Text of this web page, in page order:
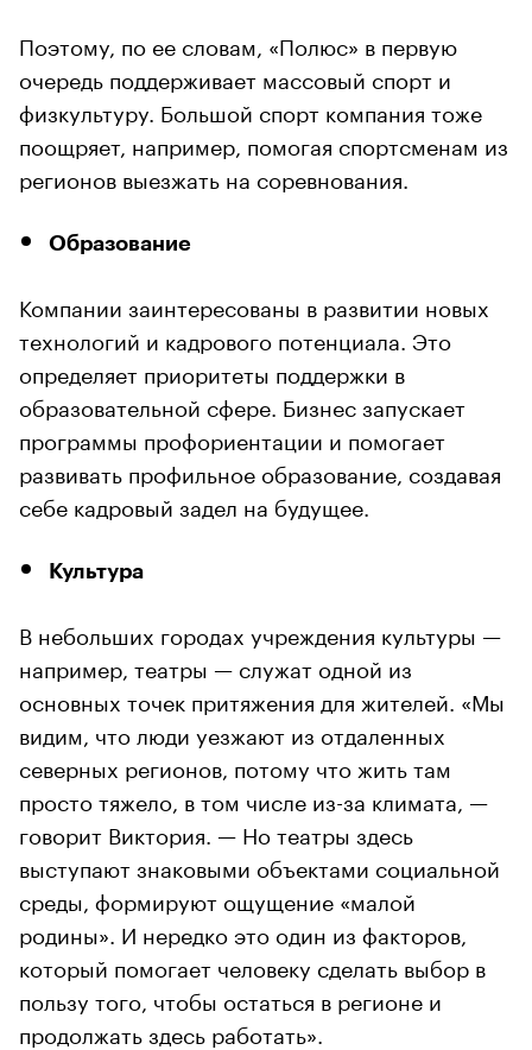
Поэтому, по ее словам, «Полюс» в первую
очередь поддерживает массовый спорт и
физкультуру. Большой спорт компания тоже
поощряет, например, помогая спортсменам из
регионов выезжать на соревнования.
Образование
Компании заинтересованы в развитии новых
технологий и кадрового потенциала. Это
определяет приоритеты поддержки в
образовательной сфере. Бизнес запускает
программы профориентации и помогает
развивать профильное образование, создавая
себе кадровый задел на будущее.
Культура
В небольших городах учреждения культуры —
например, театры — служат одной из
основных точек притяжения для жителей. «Мы
видим, что люди уезжают из отдаленных
северных регионов, потому что жить там
просто тяжело, в том числе из-за климата, —
говорит Виктория. — Но театры здесь
выступают знаковыми объектами социальной
среды, формируют ощущение «малой
родины». И нередко это один из факторов,
который помогает человеку сделать выбор в
пользу того, чтобы остаться в регионе и
продолжать здесь работать».